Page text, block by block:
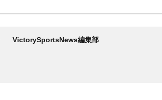
VictorySportsNews編集部